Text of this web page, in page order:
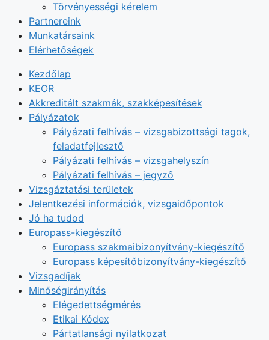
Törvényességi kérelem
Partnereink
Munkatársaink
Elérhetőségek
Kezdőlap
KEOR
Akkreditált szakmák, szakképesítések
Pályázatok
Pályázati felhívás – vizsgabizottsági tagok,
feladatfejlesztő
Pályázati felhívás – vizsgahelyszín
Pályázati felhívás – jegyző
Vizsgáztatási területek
Jelentkezési információk, vizsgaidőpontok
Jó ha tudod
Europass-kiegészítő
Europass szakmaibizonyítvány-kiegészítő
Europass képesítőbizonyítvány-kiegészítő
Vizsgadíjak
Minőségirányítás
Elégedettségmérés
Etikai Kódex
Pártatlansági nyilatkozat